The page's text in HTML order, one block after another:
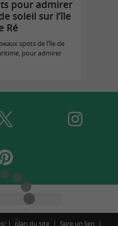
pour admirer
soleil sur l’île
Ré
spots de l’île de
pour admirer
plan du site faire un lien